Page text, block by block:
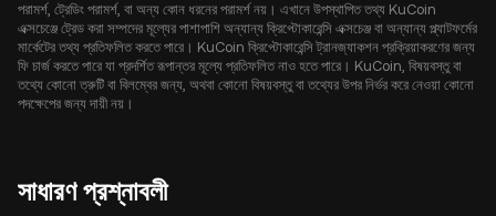
পরামর্শ, ট্রেডিং পরামর্শ, বা অন্য কোন ধরনের পরামর্শ নয়। এখানে উপস্থাপিত তথ্য KuCoin
এক্সচেঞ্জে ট্রেড করা সম্পদের মূল্যের পাশাপাশি অন্যান্য ক্রিপ্টোকারেন্সি এক্সচেঞ্জ বা অন্যান্য প্ল্যাটফর্মের
মার্কেটের তথ্য প্রতিফলিত করতে পারে। KuCoin ক্রিপ্টোকারেন্সি ট্রানজ্যাকশন প্রক্রিয়াকরণের জন্য
ফি চার্জ করতে পারে যা প্রদর্শিত রূপান্তর মূল্যে প্রতিফলিত নাও হতে পারে। KuCoin, বিষয়বস্তু বা
তথ্যে কোনো ত্রুটি বা বিলম্বের জন্য, অথবা কোনো বিষয়বস্তু বা তথ্যের উপর নির্ভর করে নেওয়া কোনো
পদক্ষেপের জন্য দায়ী নয়।
সাধারণ প্রশ্নাবলী